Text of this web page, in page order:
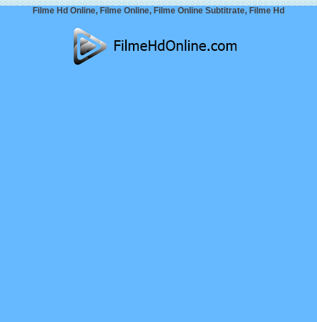
Filme Hd Online, Filme Online, Filme Online Subtitrate, Filme Hd